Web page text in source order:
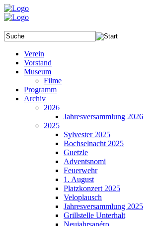
Verein
Vorstand
Museum
Filme
Programm
Archiv
2026
Jahresversammlung 2026
2025
Sylvester 2025
Bochselnacht 2025
Guetzle
Adventsnomi
Feuerwehr
1. August
Platzkonzert 2025
Veloplausch
Jahresversammlung 2025
Grillstelle Unterhalt
Neujahrsapéro